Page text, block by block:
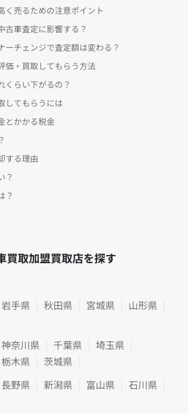
く売るための注意ポイント
古車査定に影響する？
ーチェンジで査定額は変わる？
価・買取してもらう方法
くらい下がるの？
してもらうには
とかかる税金
する理由
？
？
買取加盟買取店を探す
岩手県 秋田県 宮城県
山形県
神奈川県 千葉県
埼玉県
栃木県
茨城県
長野県 新潟県 富山県
石川県